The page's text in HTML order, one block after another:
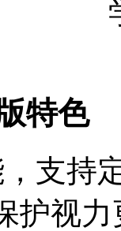
特色
支持
护视